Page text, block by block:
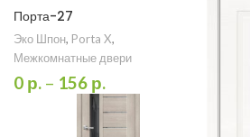
Порта-27
Эко Шпон, Porta X,
Межкомнатные двери
0 р. – 156 р.